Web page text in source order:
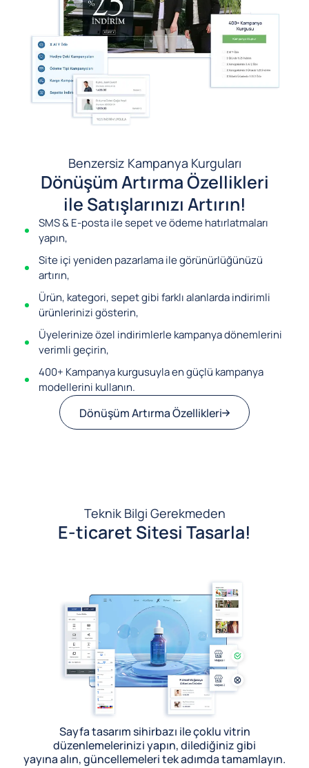
Benzersiz Kampanya Kurguları
Dönüşüm Artırma Özellikleri
ile Satışlarınızı Artırın!
SMS & E-posta ile sepet ve ödeme hatırlatmaları
yapın,
Site içi yeniden pazarlama ile görünürlüğünüzü
artırın,
Ürün, kategori, sepet gibi farklı alanlarda indirimli
ürünlerinizi gösterin,
Üyelerinize özel indirimlerle kampanya dönemlerini
verimli geçirin,
400+ Kampanya kurgusuyla en güçlü kampanya
modellerini kullanın.
Dönüşüm Artırma Özellikleri
Teknik Bilgi Gerekmeden
E-ticaret Sitesi Tasarla!
Sayfa tasarım sihirbazı ile çoklu vitrin
düzenlemelerinizi yapın, dilediğiniz gibi
yayına alın, güncellemeleri tek adımda tamamlayın.